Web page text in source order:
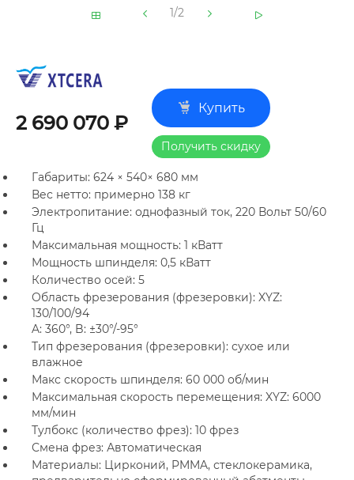
1/2
2 690 070 ₽
Купить
Получить скидку
Габариты: 624 × 540× 680 мм
Вес нетто: примерно 138 кг
Электропитание: однофазный ток, 220 Вольт 50/60
Гц
Максимальная мощность: 1 кВатт
Мощность шпинделя: 0,5 кВатт
Количество осей: 5
Область фрезерования (фрезеровки): XYZ:
130/100/94
A: 360°, B: ±30°/-95°
Тип фрезерования (фрезеровки): сухое или
влажное
Макс скорость шпинделя: 60 000 об/мин
Максимальная скорость перемещения: XYZ: 6000
мм/мин
Тулбокс (количество фрез): 10 фрез
Смена фрез: Автоматическая
Материалы: Цирконий, PMMA, стеклокерамика,